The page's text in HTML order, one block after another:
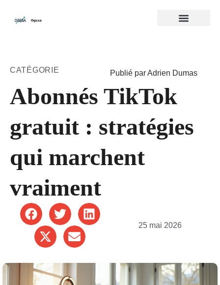
CATÉGORIE Publié par Adrien Dumas
Abonnés TikTok
gratuit : stratégies
qui marchent
vraiment
25 mai 2026